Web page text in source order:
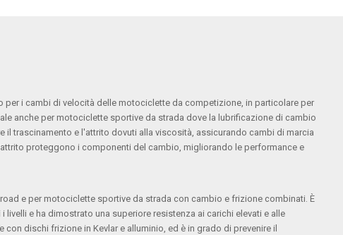
per i cambi di velocità delle motociclette da competizione, in particolare per
anche per motociclette sportive da strada dove la lubrificazione di cambio
il trascinamento e l'attrito dovuti alla viscosità, assicurando cambi di marcia
proteggono i componenti del cambio, migliorando le performance e
e per motociclette sportive da strada con cambio e frizione combinati. È
e ha dimostrato una superiore resistenza ai carichi elevati e alle
dischi frizione in Kevlar e alluminio, ed è in grado di prevenire il